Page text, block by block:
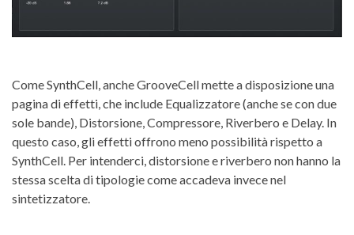
Come SynthCell, anche GrooveCell mette a disposizione una
pagina di effetti, che include Equalizzatore (anche se con due
sole bande), Distorsione, Compressore, Riverbero e Delay. In
questo caso, gli effetti offrono meno possibilità rispetto a
SynthCell. Per intenderci, distorsione e riverbero non hanno la
stessa scelta di tipologie come accadeva invece nel
sintetizzatore.